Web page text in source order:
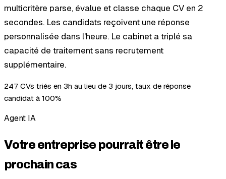
multicritère parse, évalue et classe chaque CV en 2
secondes. Les candidats reçoivent une réponse
personnalisée dans l'heure. Le cabinet a triplé sa
capacité de traitement sans recrutement
supplémentaire.
247 CVs triés en 3h au lieu de 3 jours, taux de réponse
candidat à 100%
Agent IA
Votre entreprise pourrait être le
prochain cas